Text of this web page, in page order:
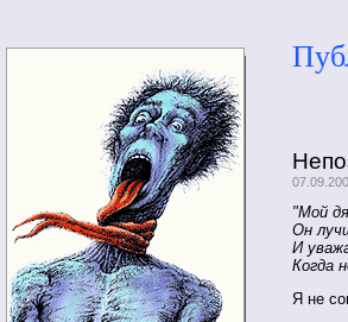
"Мой
Он
И
Когда
Я не